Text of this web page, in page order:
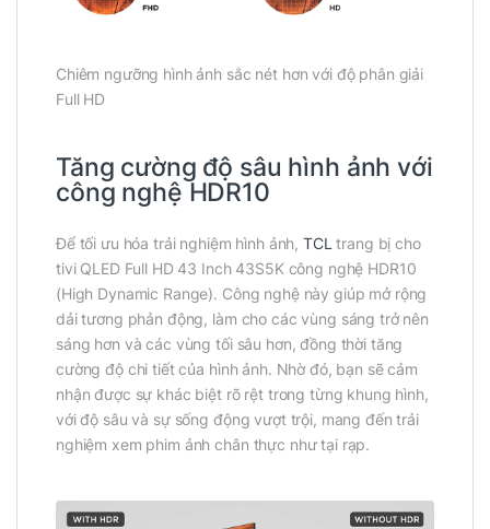
Chiêm ngưỡng hình ảnh sắc nét hơn với độ phân giải
Full HD
Tăng cường độ sâu hình ảnh với
công nghệ HDR10
Để tối ưu hóa trải nghiệm hình ảnh, TCL trang bị cho
tivi QLED Full HD 43 Inch 43S5K công nghệ HDR10
(High Dynamic Range). Công nghệ này giúp mở rộng
dải tương phản động, làm cho các vùng sáng trở nên
sáng hơn và các vùng tối sâu hơn, đồng thời tăng
cường độ chi tiết của hình ảnh. Nhờ đó, bạn sẽ cảm
nhận được sự khác biệt rõ rệt trong từng khung hình,
với độ sâu và sự sống động vượt trội, mang đến trải
nghiệm xem phim ảnh chân thực như tại rạp.